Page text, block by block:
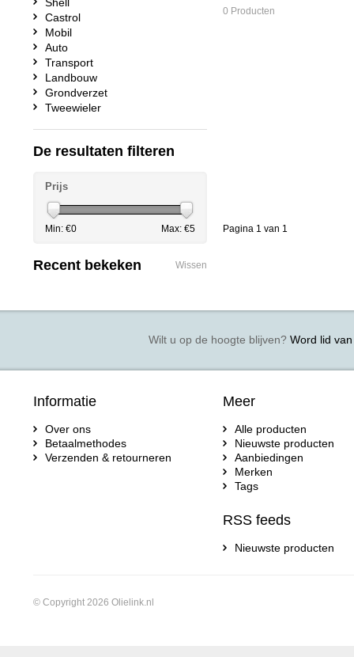
0 Producten
Pagina 1 van 1
Castrol
Mobil
Auto
Transport
Landbouw
Grondverzet
Tweewieler
De resultaten filteren
Prijs
Min: €0 Max: €5
Recent bekeken Wissen
Wilt u op de hoogte blijven?Word lid van
Informatie
Over ons
Betaalmethodes
Verzenden & retourneren
Meer
Alle producten
Nieuwste producten
Aanbiedingen
Merken
Tags
RSS feeds
Nieuwste producten
© Copyright 2026 Olielink.nl